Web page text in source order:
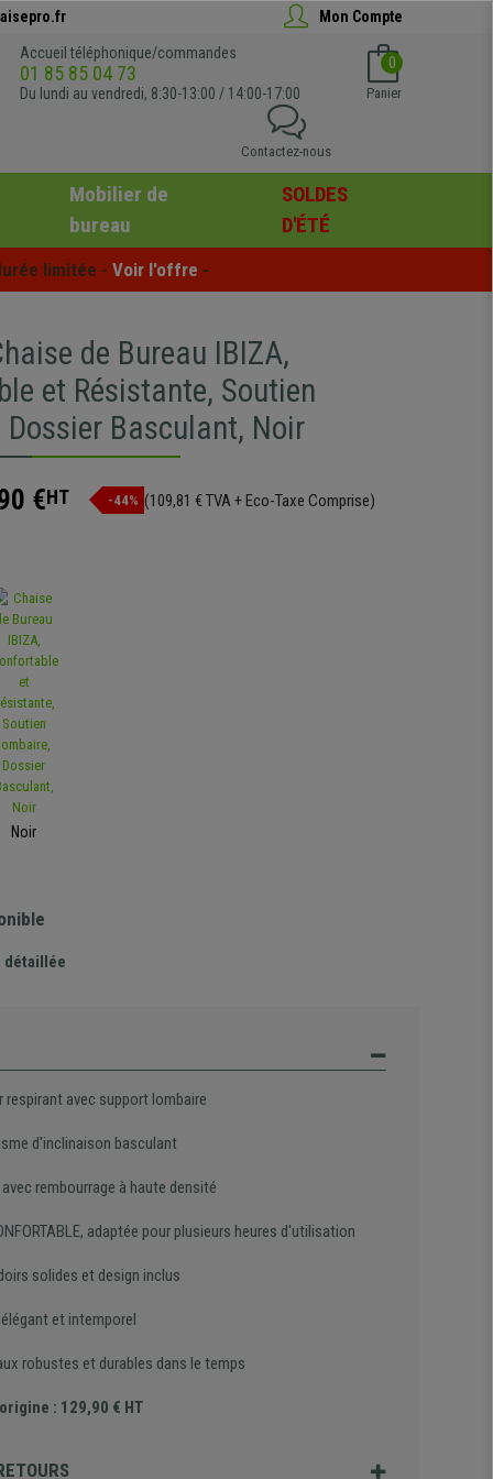
Mon Compte
Accueil téléphonique/commandes
01 85 85 04 73
Du lundi au vendredi, 8:30-13:00 / 14:00-17:00
0
Panier
Contactez-nous
Mobilier de
bureau
SOLDES
D'ÉTÉ
limitée - Voir l'offre -
de Bureau IBIZA,
et Résistante, Soutien
Dossier Basculant, Noir
€HT -44% (109,81 € TVA + Eco-Taxe Comprise)
Noir
détaillée
respirant avec support lombaire
d'inclinaison basculant
rembourrage à haute densité
adaptée pour plusieurs heures d'utilisation
solides et design inclus
et intemporel
robustes et durables dans le temps
: 129,90 € HT